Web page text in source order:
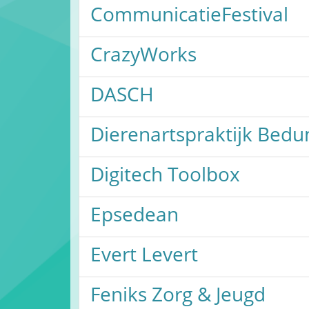
CommunicatieFestival
CrazyWorks
DASCH
Dierenartspraktijk
Digitech Toolbox
Epsedean
Evert Levert
Feniks Zorg & Jeugd